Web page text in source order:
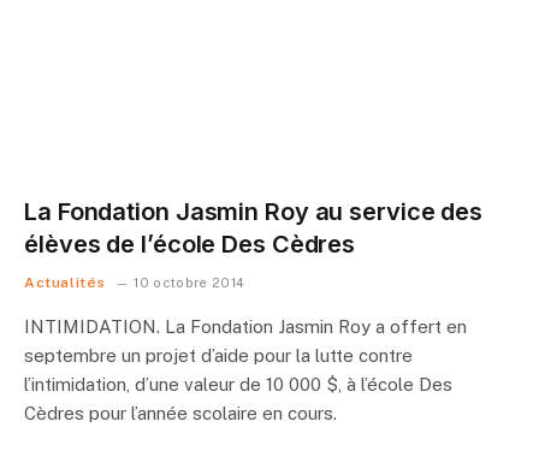
La Fondation Jasmin Roy au service des
élèves de l’école Des Cèdres
Actualités 10 octobre 2014
INTIMIDATION. La Fondation Jasmin Roy a offert en
septembre un projet d’aide pour la lutte contre
l’intimidation, d’une valeur de 10 000 $, à l’école Des
Cèdres pour l’année scolaire en cours.